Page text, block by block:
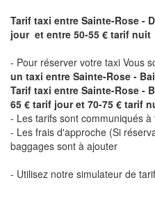
Tarif taxi entre Sainte-Rose -
jour et entre 50-55 € tarif nuit
- Pour réserver votre taxi Vous
un taxi entre Sainte-Rose -
Tarif taxi entre Sainte-Rose -
65 € tarif jour et 70-75 € tarif
- Les tarifs sont communiqués
- Les frais d'approche (Si
baggages sont à ajouter
- Utilisez notre simulateur de